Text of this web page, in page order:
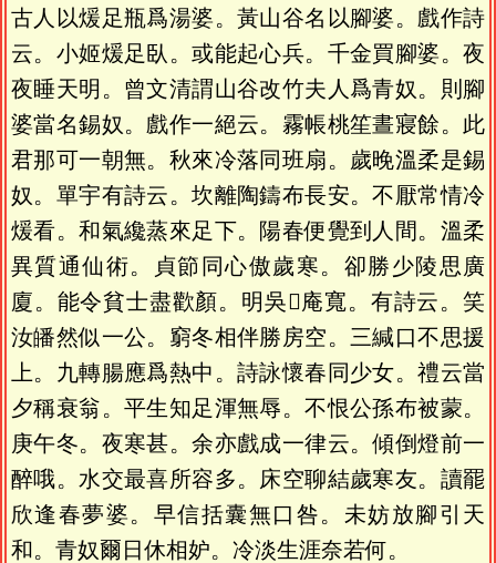
古人以煖足瓶爲湯婆。黃山谷名以腳婆。戲作詩
云。小姬煖足臥。或能起心兵。千金買腳婆。夜
夜睡天明。曾文清謂山谷改竹夫人爲青奴。則腳
婆當名錫奴。戲作一絕云。霧帳桃笙晝寢餘。此
君那可一朝無。秋來冷落同班扇。歲晚溫柔是錫
奴。單宇有詩云。坎離陶鑄布長安。不厭常情冷
煖看。和氣纔蒸來足下。陽春便覺到人間。溫柔
異質通仙術。貞節同心傲歲寒。卻勝少陵思廣
廈。能令貧士盡歡顏。明吳𠣻庵寬。有詩云。笑
汝皤然似一公。窮冬相伴勝房空。三緘口不思援
上。九轉腸應爲熱中。詩詠懷春同少女。禮云當
夕稱衰翁。平生知足渾無辱。不恨公孫布被蒙。
庚午冬。夜寒甚。余亦戲成一律云。傾倒燈前一
醉哦。水交最喜所容多。床空聊結歲寒友。讀罷
欣逢春夢婆。早信括囊無口咎。未妨放腳引天
和。青奴爾日休相妒。冷淡生涯奈若何。